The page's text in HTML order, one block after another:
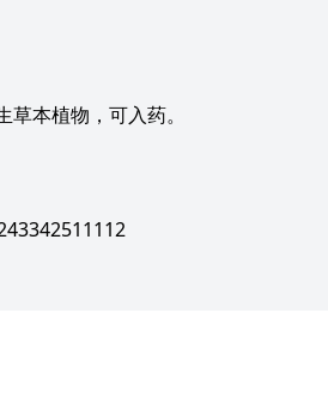
草本植物，可入药。